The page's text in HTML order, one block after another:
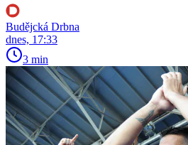
Budějcká Drbna
dnes, 17:33
3 min